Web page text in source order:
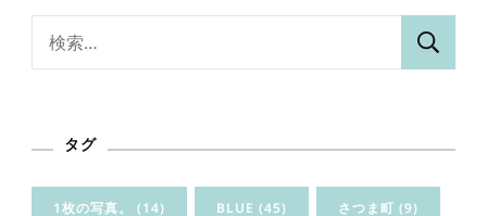
タグ
1枚の写真。 (14) BLUE (45) さつま町 (9)